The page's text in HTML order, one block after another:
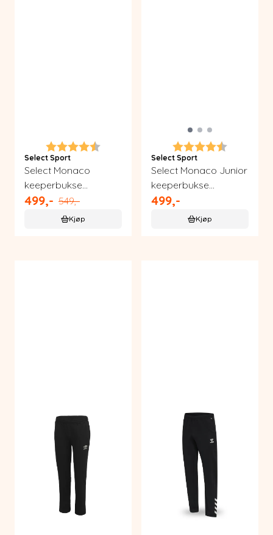
Karakter:
Select Sport
Select Monaco
keeperbukse
håndball
499,- 549,-
Kjøp
Karakter:
Select Sport
Select Monaco Junior
keeperbukse
håndball
499,-
Kjøp